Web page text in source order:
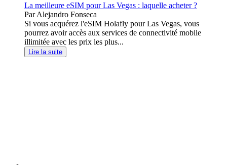
La meilleure eSIM pour Las Vegas : laquelle acheter ?
Par Alejandro Fonseca
Si vous acquérez l'eSIM Holafly pour Las Vegas, vous
pourrez avoir accès aux services de connectivité mobile
illimitée avec les prix les plus...
Lire la suite